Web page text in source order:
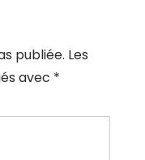
publiée. Les
avec *